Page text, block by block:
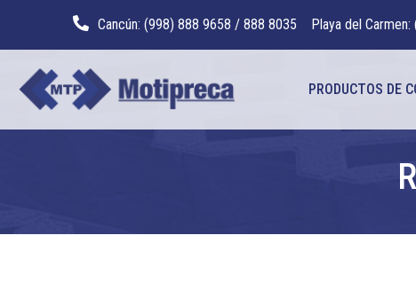
Cancún: (998) 888 9658 / 888 8035 Playa del
PRODUCTOS DE